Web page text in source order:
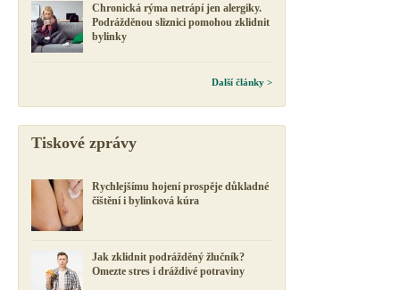
Chronická rýma netrápí jen alergiky.
Podrážděnou sliznici pomohou zklidnit
bylinky
Další články >
Tiskové zprávy
Rychlejšímu hojení prospěje důkladné
čištění i bylinková kúra
Jak zklidnit podrážděný žlučník?
Omezte stres i dráždivé potraviny